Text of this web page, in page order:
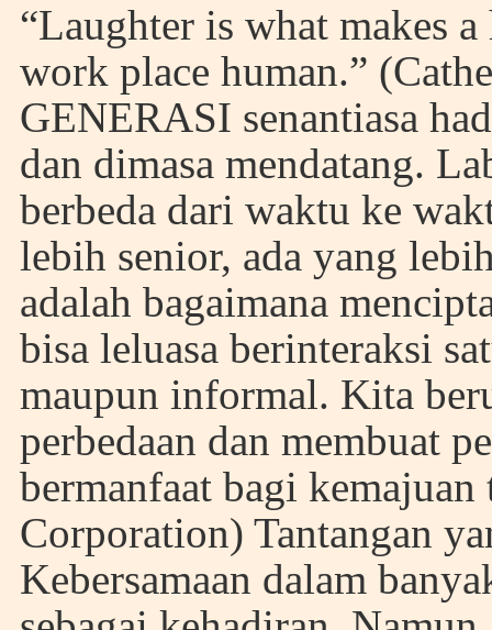
“Laughter is what makes
work place human.”
GENERASI senantiasa
dan dimasa mendatang.
berbeda dari waktu ke
lebih senior, ada yang
adalah bagaimana
bisa leluasa berinteraksi
maupun informal. Kita
perbedaan dan membuat
bermanfaat bagi
Corporation) Tantangan
Kebersamaan dalam